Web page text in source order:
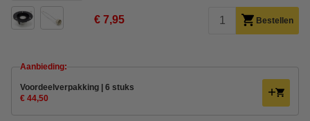
€ 7,95 Bestellen
Aanbieding:
Voordeelverpakking | 6 stuks
€ 44,50